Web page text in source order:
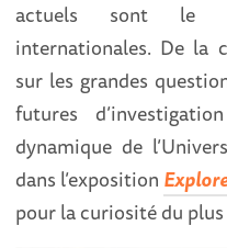
actuels sont le
internationales. De la
sur les grandes
futures
dynamique de
dans l’exposition
pour la curiosité du